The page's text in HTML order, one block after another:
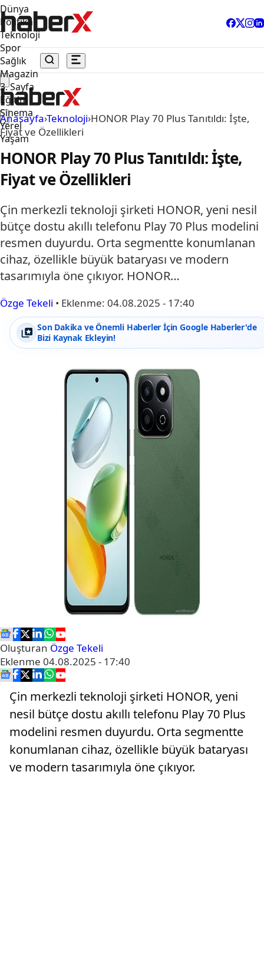
Dünya
Politika
Teknoloji
Spor
Sağlık
Magazin
3. Sayfa
Eğitim
Sinema
Yerel
Yaşam
Anasayfa›Teknoloji›HONOR Play 70 Plus Tanıtıldı: İşte,
Fiyat ve Özellikleri
HONOR Play 70 Plus Tanıtıldı: İşte,
Fiyat ve Özellikleri
Çin merkezli teknoloji şirketi HONOR, yeni nesil
bütçe dostu akıllı telefonu Play 70 Plus modelini
resmen duyurdu. Orta segmentte konumlanan
cihaz, özellikle büyük bataryası ve modern
tasarımıyla öne çıkıyor. HONOR…
Özge Tekeli • Eklenme: 04.08.2025 - 17:40
Son Dakika ve Önemli Haberler İçin Google Haberler'de
Bizi Kaynak Ekleyin!
Oluşturan Özge Tekeli
Eklenme 04.08.2025 - 17:40
Çin merkezli teknoloji şirketi HONOR, yeni
nesil bütçe dostu akıllı telefonu Play 70 Plus
modelini resmen duyurdu. Orta segmentte
konumlanan cihaz, özellikle büyük bataryası
ve modern tasarımıyla öne çıkıyor.